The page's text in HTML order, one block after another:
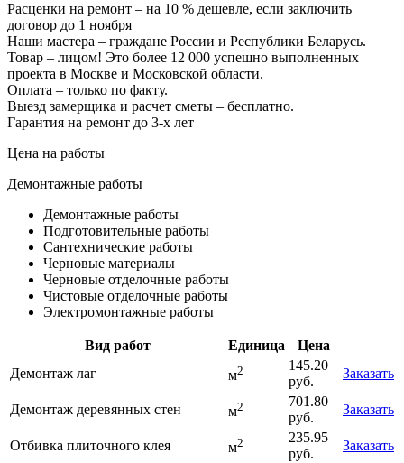
Расценки на ремонт – на 10 % дешевле, если заключить
договор до 1 ноября
Наши мастера – граждане России и Республики Беларусь.
Товар – лицом! Это более 12 000 успешно выполненных
проекта в Москве и Московской области.
Оплата – только по факту.
Выезд замерщика и расчет сметы – бесплатно.
Гарантия на ремонт до 3-х лет
Цена на работы
Демонтажные работы
Демонтажные работы
Подготовительные работы
Сантехнические работы
Черновые материалы
Черновые отделочные работы
Чистовые отделочные работы
Электромонтажные работы
Вид работ Единица
Цена
Демонтаж лаг
м2
145.20
руб.
Заказать
Демонтаж деревянных стен м2
701.80
руб.
Заказать
Отбивка плиточного клея м2
235.95
руб.
Заказать